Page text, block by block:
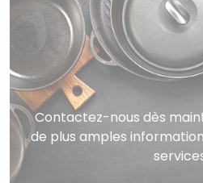
Contactez-nous dès
de plus amples